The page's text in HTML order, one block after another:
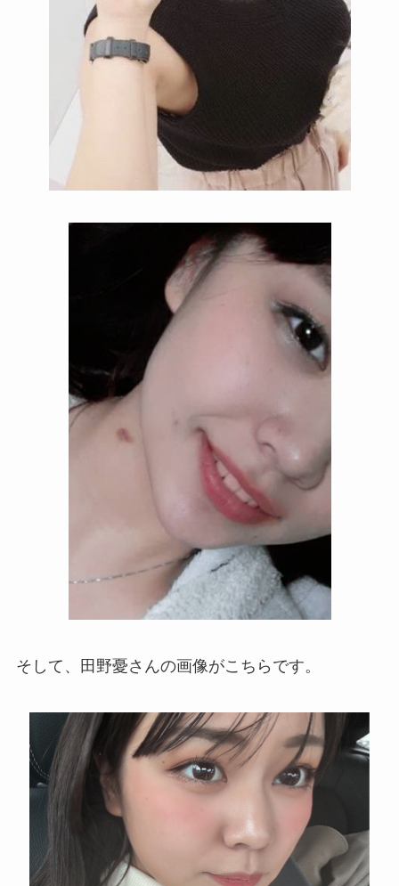
そして、田野憂さんの画像がこちらです。